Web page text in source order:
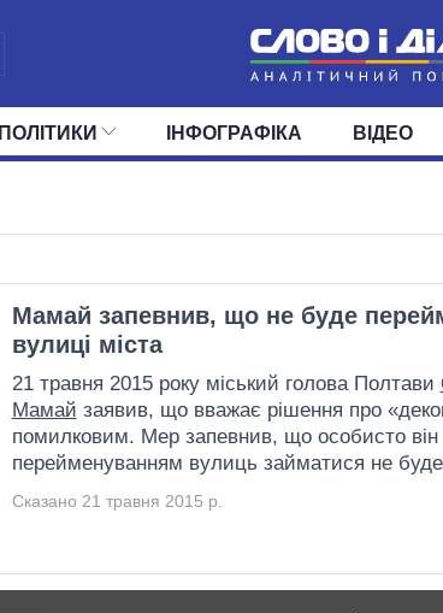
ПОЛIТИКИ ІНФОГРАФІКА ВІДЕО
Мамай запевнив, що не буде
вулиці міста
21 травня 2015 року міський голова Полтави
Мамай заявив, що вважає рішення про
помилковим. Мер запевнив, що особисто він
перейменуванням вулиць займатися не буде
Сказано 21 травня 2015 р.